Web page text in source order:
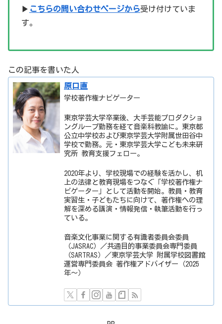
▶ こちらの問い合わせページから受け付けていま
す。
この記事を書いた人
原口直
学校著作権ナビゲーター
東京学芸大学卒業後、大手芸能プロダクショ
ングループ勤務を経て音楽科教諭に。東京都
公立中学校および東京学芸大学附属世田谷中
学校で勤務。元・東京学芸大学こども未来研
究所 教育支援フェロー。
2020年より、学校現場での経験を活かし、机
上の法律と教育現場をつなぐ「学校著作権ナ
ビゲーター」として活動を開始。教員・教育
実習生・子どもたちに向けて、著作権への理
解を深める講演・情報発信・執筆活動を行っ
ている。
音楽文化事業に関する有識者委員会委員
（JASRAC）／共通目的事業委員会専門委員
（SARTRAS）／東京学芸大学 附属学校図書館
運営専門委員会 著作権アドバイザー（2025
年〜）